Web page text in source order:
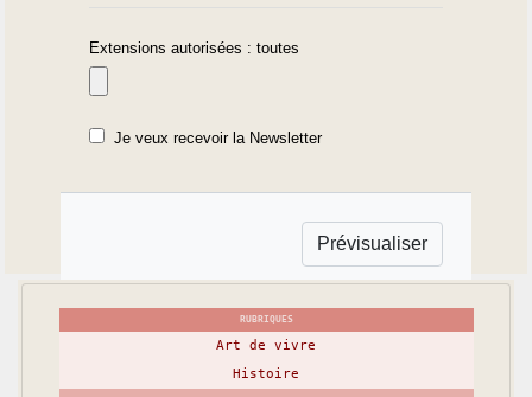
Extensions autorisées : toutes
Je veux recevoir la Newsletter
RUBRIQUES
Art de vivre
Histoire